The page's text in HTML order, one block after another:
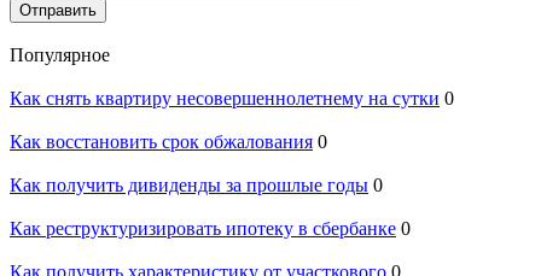
Отправить
Популярное
Как снять квартиру несовершеннолетнему на сутки 0
Как восстановить срок обжалования 0
Как получить дивиденды за прошлые годы 0
Как реструктуризировать ипотеку в сбербанке 0